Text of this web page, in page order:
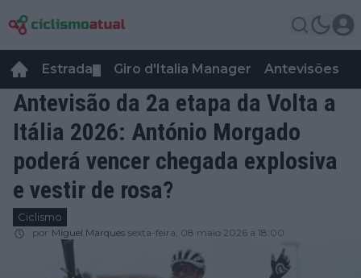
Estrada Giro d'Italia Manager Antevisões
Antevisão da 2a etapa da Volta a
Itália 2026: António Morgado
poderá vencer chegada explosiva
e vestir de rosa?
Ciclismo
por Miguel Marques sexta-feira, 08 maio 2026 a 18:00